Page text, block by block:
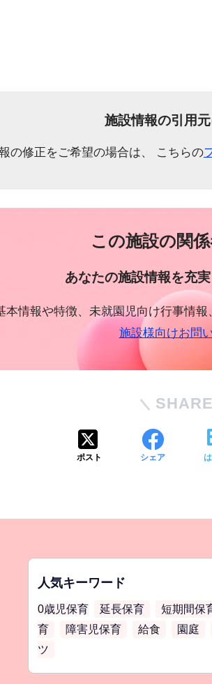
施設情報の引用
の修正をご希望の場合は、 こちらの
この施設の関
あなたの施設情報を充
本情報や特徴、未就園児向け行事情報
施設様向けお問
SHARE
ポスト シェア
人気キーワード
0歳児保育 延長保育 短期間保
育
障害児保育 給食 園庭
ツ